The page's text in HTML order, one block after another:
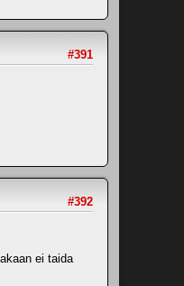
#391
#392
ei taida